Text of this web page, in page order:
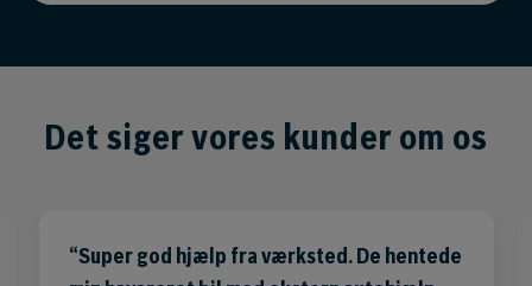
Det siger vores kunder om os
Super god hjælp fra værksted. De hentede